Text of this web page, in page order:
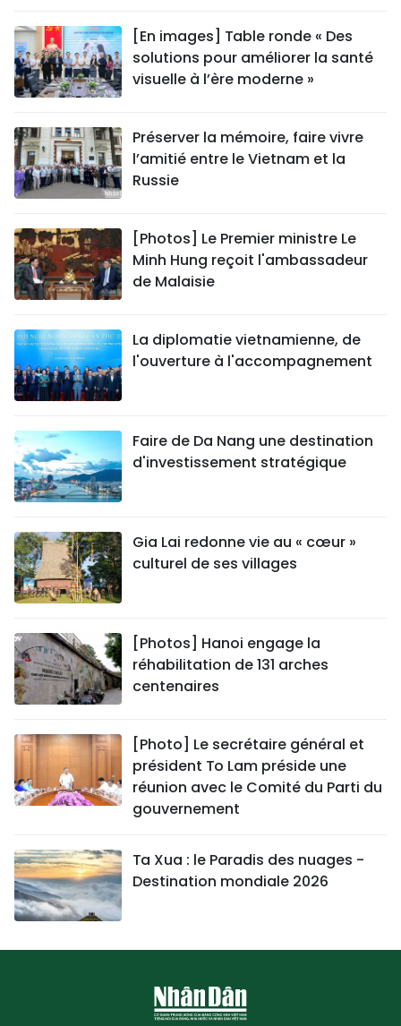
[En images] Table ronde « Des
solutions pour améliorer la santé
visuelle à l’ère moderne »
Préserver la mémoire, faire vivre
l’amitié entre le Vietnam et la
Russie
[Photos] Le Premier ministre Le
Minh Hung reçoit l'ambassadeur
de Malaisie
La diplomatie vietnamienne, de
l'ouverture à l'accompagnement
Faire de Da Nang une destination
d'investissement stratégique
Gia Lai redonne vie au « cœur »
culturel de ses villages
[Photos] Hanoi engage la
réhabilitation de 131 arches
centenaires
[Photo] Le secrétaire général et
président To Lam préside une
réunion avec le Comité du Parti du
gouvernement
Ta Xua : le Paradis des nuages -
Destination mondiale 2026